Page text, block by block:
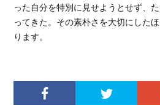
った自分を特別に見せようとせず、
ってきた。その素朴さを大切にした
ります。